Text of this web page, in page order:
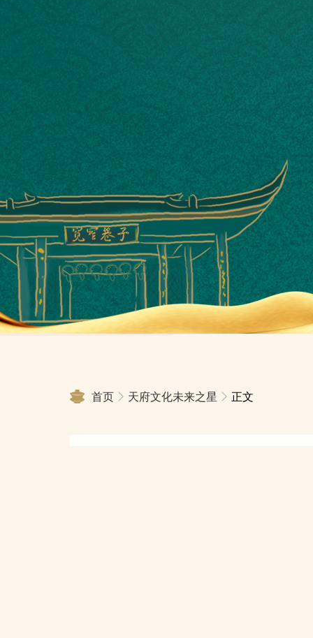
首页 天府文化未来之星 正文